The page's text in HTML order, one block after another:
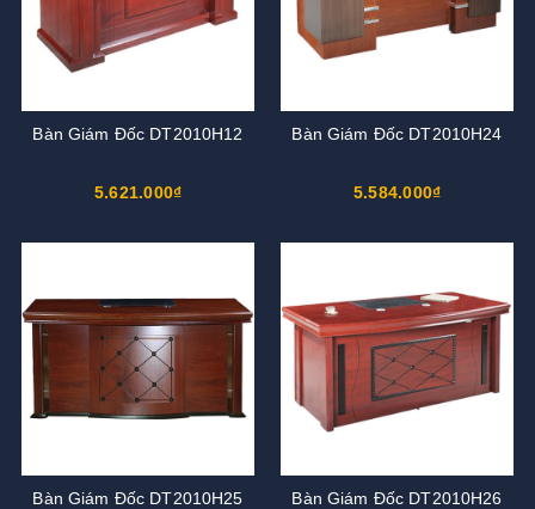
Bàn Giám Đốc DT2010H12
5.621.000₫
Bàn Giám Đốc DT2010H24
5.584.000₫
Bàn Giám Đốc DT2010H25 Bàn Giám Đốc DT2010H26